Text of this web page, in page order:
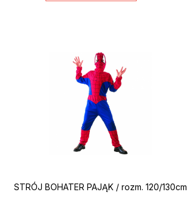
STRÓJ BOHATER PAJĄK / rozm. 120/130cm